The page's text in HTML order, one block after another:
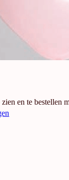
en te bestellen